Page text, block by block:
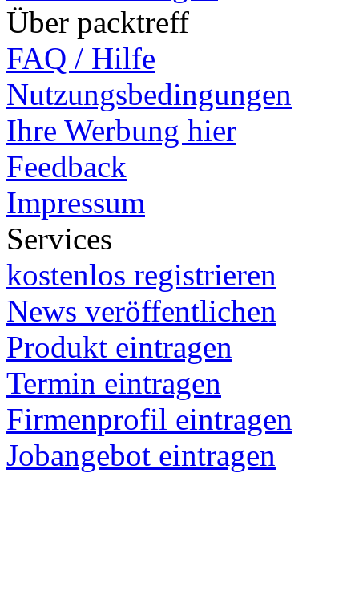
Über packtreff
FAQ / Hilfe
Nutzungsbedingungen
Ihre Werbung hier
Feedback
Impressum
Services
kostenlos registrieren
News veröffentlichen
Produkt eintragen
Termin eintragen
Firmenprofil eintragen
Jobangebot eintragen